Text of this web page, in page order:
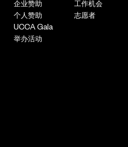
企业赞助
个人赞助
UCCA Gala
举办活动
工作机会
志愿者